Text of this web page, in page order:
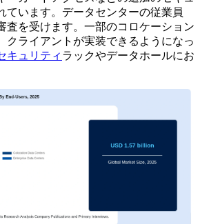
ています。データセンターの従業員
査を受けます。一部のコロケーション
クライアントが実装できるようになっ
キュリティ ラックやデータホールにお